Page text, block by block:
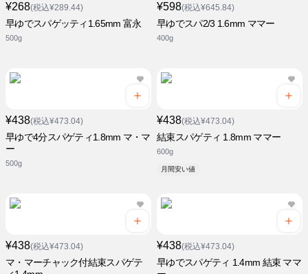
¥268(税込¥289.44)
早ゆでスパゲッティ1.65mm 富永
500g
¥598(税込¥645.84)
早ゆでスパ2/3 1.6mm ママー
400g
¥438(税込¥473.04)
早ゆで4分スパゲティ1.8mm マ・マ
ー
500g
¥438(税込¥473.04)
結束スパゲティ 1.8mm ママー
600g
月間安い値
¥438(税込¥473.04)
マ・マーチャック付結束スパゲテ
¥438(税込¥473.04)
早ゆでスパゲティ 1.4mm 結束 ママ